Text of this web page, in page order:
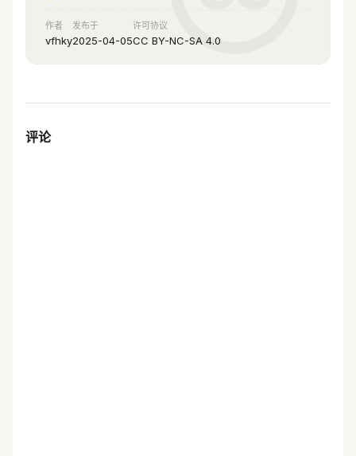
作者
vfhky
发布于
2025-04-05
许可协议
CC BY-NC-SA 4.0
评论